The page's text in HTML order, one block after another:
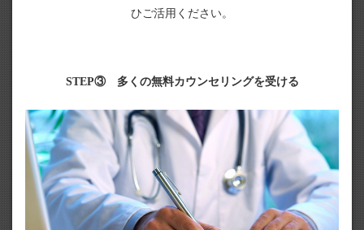
ひご活用ください。
STEP③ 多くの無料カウンセリングを受ける